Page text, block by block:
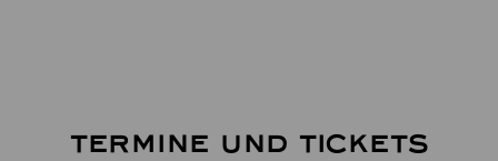
TERMINE UND TICKETS